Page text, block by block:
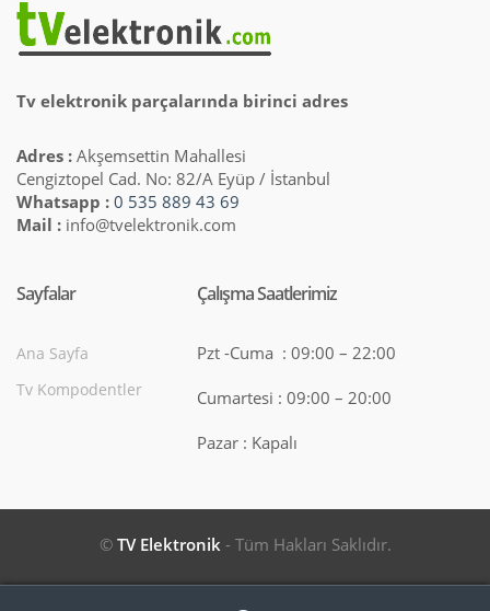
Tv elektronik parçalarında birinci adres
Adres : Akşemsettin Mahallesi
Cengiztopel Cad. No: 82/A Eyüp / İstanbul
Whatsapp : 0 535 889 43 69
Mail : info@tvelektronik.com
Sayfalar
Ana Sayfa
Tv Kompodentler
Çalışma Saatlerimiz
Pzt -Cuma : 09:00 – 22:00
Cumartesi : 09:00 – 20:00
Pazar : Kapalı
© TV Elektronik- Tüm Hakları Saklıdır.